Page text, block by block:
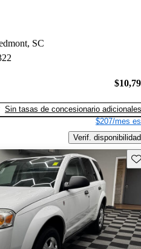
SC
Sin tasas de concesionario adicionales
$207/mes
Verif. disponibilidad